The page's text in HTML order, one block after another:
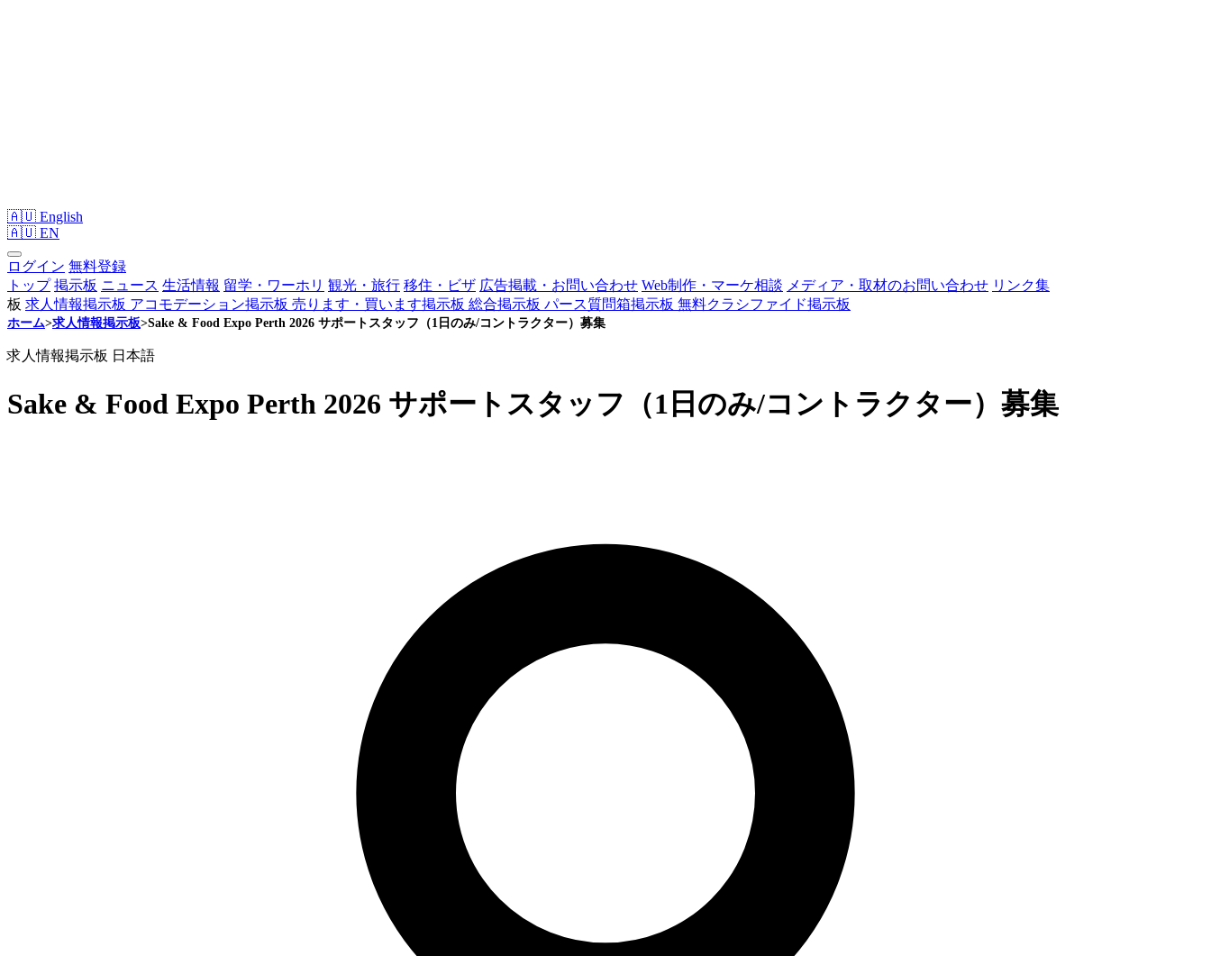
🇦🇺 English
🇦🇺 EN
ログイン 無料登録
トップ 掲示板 ニュース 生活情報 留学・ワーホリ 観光・旅行 移住・ビザ 広告掲載・お問い合わせ Web制作・マーケ相談 メディア・取材のお問い合わせ リンク集
板 求人情報掲示板 アコモデーション掲示板 売ります・買います掲示板 総合掲示板 パース質問箱掲示板 無料クラシファイド掲示板
ホーム>求人情報掲示板>Sake & Food Expo Perth 2026 サポートスタッフ（1日のみ/コントラクター）募集
求人情報掲示板 日本語
Sake & Food Expo Perth 2026 サポートスタッフ（1日のみ/コントラクター）募集